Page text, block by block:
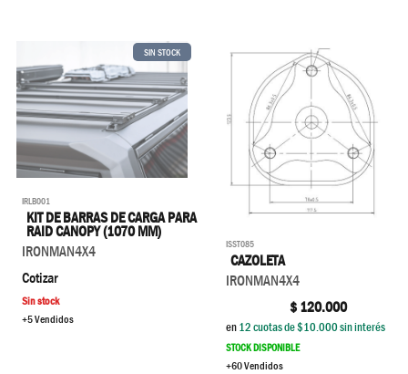
SIN STOCK
IRLB001
KIT DE BARRAS DE CARGA PARA
RAID CANOPY (1070 MM)
IRONMAN4X4
Cotizar
Sin stock
+5 Vendidos
ISST085
CAZOLETA
IRONMAN4X4
$120.000
en12cuotas de $10.000sin interés
STOCK DISPONIBLE
+60 Vendidos